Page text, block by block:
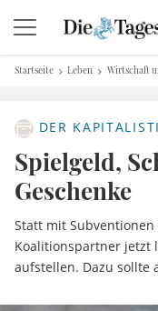
Startseite Leben Wirtschaft
DER
Spielgeld,
Geschenke
Statt mit
Koalitionspartner jetzt
aufstellen. Dazu sollte